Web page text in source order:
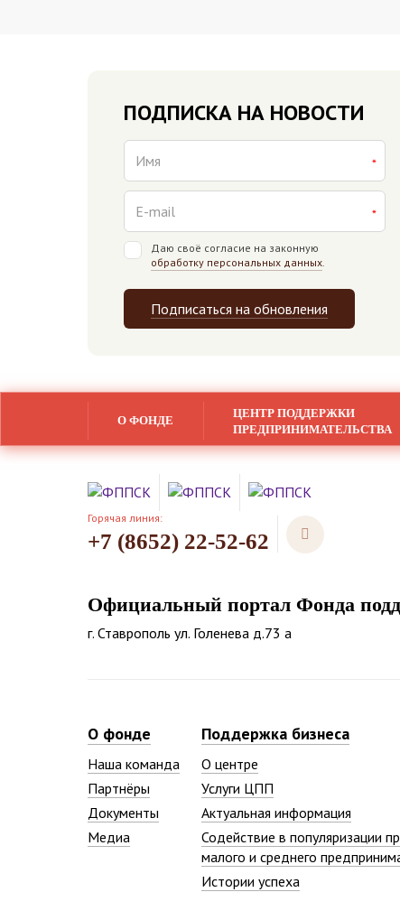
ПОДПИСКА НА НОВОСТИ
Даю своё согласие на законную
обработку персональных данных.
Подписаться на обновления
О ФОНДЕ
ЦЕНТР ПОДДЕРЖКИ
ПРЕДПРИНИМАТЕЛЬСТВА
Горячая линия:
+7 (8652) 22-52-62
Официальный портал Фонда
г. Ставрополь ул. Голенева д.73 а
О фонде
Наша команда
Партнёры
Документы
Медиа
Поддержка бизнеса
О центре
Услуги ЦПП
Актуальная информация
Содействие в популяризации
малого и среднего
Истории успеха